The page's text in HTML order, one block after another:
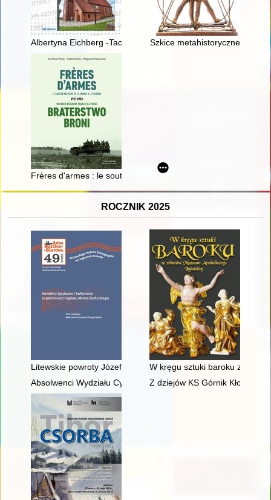
Albertyna Eichberg -Taczanowska z folwarku Taczanówko
Szkice metahistoryczne
Frères d'armes : le soutien militaire de la France à la
ROCZNIK 2025
Litewskie powroty Józefa Mackiewicza : transmisja pamięci o
W kręgu sztuki baroku ze
Absolwenci Wydziału Cybernetyki Wojskowej Akademii
Z dziejów KS Górnik Kłodawa